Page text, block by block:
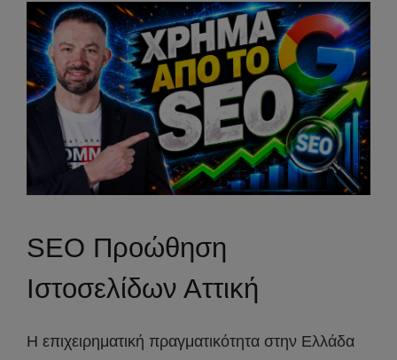
SEO Προώθηση
Ιστοσελίδων Αττική
Η επιχειρηματική πραγματικότητα στην Ελλάδα